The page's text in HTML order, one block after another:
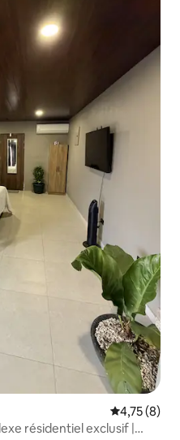
Évaluation
4,75 (8)
résidentiel exclusif |